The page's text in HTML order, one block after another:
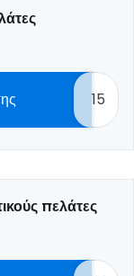
15
πελάτες